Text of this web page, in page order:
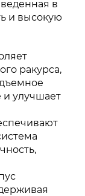
в
и высокую
ракурса,
и улучшает